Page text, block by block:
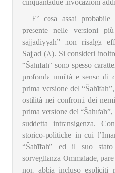
cinquantadue invocazioni
E’ cosa assai
presente nelle versioni
sajjādiyyah” non risalga
Sajjad (A). Si consideri
“Ŝahīfah” sono spesso
profonda umiltà e senso di
prima versione del
ostilità nei confronti dei
prima versione del
suddetta intransigenza.
storico-politiche in cui
“Ŝahīfah” ed il suo
sorveglianza Ommaiade,
non abbia incluso espliciti